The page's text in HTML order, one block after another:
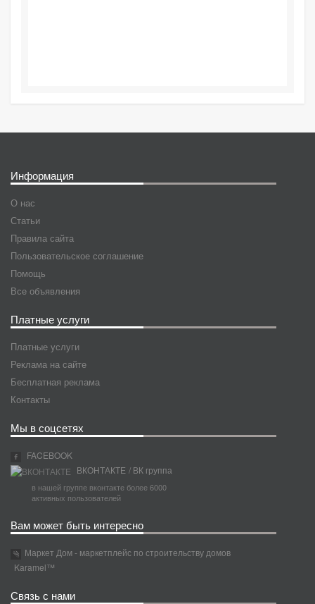
Информация
О нас
Статьи
Правила сайта
Пользовательское соглашение
Помощь
Все объявления
Платные услуги
Платные услуги
Реклама на сайте
Бесплатная реклама
Контакты
Мы в соцсетях
FACEBOOK
ВКОНТАКТЕ / ВК группа
в нашей группе вконтакте более 6000
активных пользователей
Вам может быть интересно
Маркет Дом - маркетплейс по строительству домов
Karamel™
Связь с нами